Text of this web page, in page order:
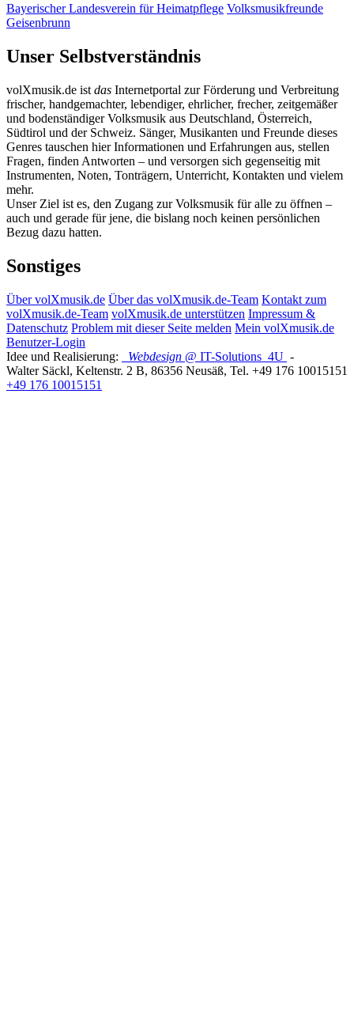
Bayerischer Landesverein für Heimatpflege Volksmusikfreunde
Geisenbrunn
Unser Selbstverständnis
volXmusik.de ist das Internetportal zur Förderung und Verbreitung
frischer, handgemachter, lebendiger, ehrlicher, frecher, zeitgemäßer
und bodenständiger Volksmusik aus Deutschland, Österreich,
Südtirol und der Schweiz. Sänger, Musikanten und Freunde dieses
Genres tauschen hier Informationen und Erfahrungen aus, stellen
Fragen, finden Antworten – und versorgen sich gegenseitig mit
Instrumenten, Noten, Tonträgern, Unterricht, Kontakten und vielem
mehr.
Unser Ziel ist es, den Zugang zur Volksmusik für alle zu öffnen –
auch und gerade für jene, die bislang noch keinen persönlichen
Bezug dazu hatten.
Sonstiges
Über volXmusik.de Über das volXmusik.de-Team Kontakt zum
volXmusik.de-Team volXmusik.de unterstützen Impressum &
Datenschutz Problem mit dieser Seite melden Mein volXmusik.de
Benutzer-Login
Idee und Realisierung:
Webdesign @ IT-Solutions 4U -
Walter Säckl, Keltenstr. 2 B, 86356 Neusäß, Tel. +49 176 10015151
+49 176 10015151